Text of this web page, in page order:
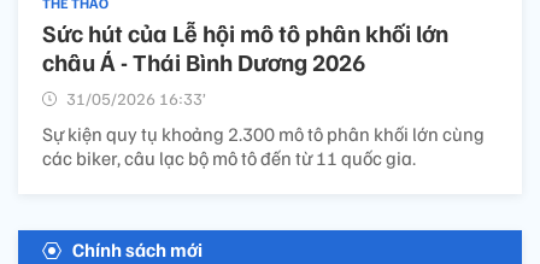
Sức hút của Lễ hội mô tô phân khối lớn
châu Á - Thái Bình Dương 2026
31/05/2026 16:33’
Sự kiện quy tụ khoảng 2.300 mô tô phân khối lớn cùng
các biker, câu lạc bộ mô tô đến từ 11 quốc gia.
Chính sách mới